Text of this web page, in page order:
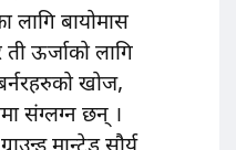
लागि बायोमास
ऊर्जाको लागि
खोज,
संग्लग्न छन् ।